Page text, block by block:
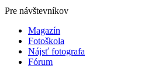
Pre návštevníkov
Magazín
Fotoškola
Nájsť fotografa
Fórum